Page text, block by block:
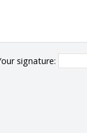
signature: